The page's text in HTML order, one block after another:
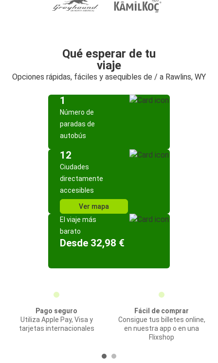
Qué esperar de tu
viaje
Opciones rápidas, fáciles y asequibles de / a Rawlins, WY
1
Número de
paradas de
autobús
12
Ciudades
directamente
accesibles
Ver mapa
El viaje más
barato
Desde 32,98 €
Pago seguro
Utiliza Apple Pay, Visa y
tarjetas internacionales
Fácil de comprar
Consigue tus billetes online,
en nuestra app o en una
Flixshop